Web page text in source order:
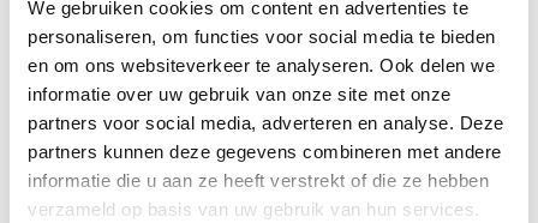
We gebruiken cookies om content en advertenties te
personaliseren, om functies voor social media te bieden
en om ons websiteverkeer te analyseren. Ook delen we
informatie over uw gebruik van onze site met onze
partners voor social media, adverteren en analyse. Deze
partners kunnen deze gegevens combineren met andere
informatie die u aan ze heeft verstrekt of die ze hebben
verzameld op basis van uw gebruik van hun services.
7. Laat je complete catering
verzorgen door Runderkamp
Wil je de catering
van je reünie laten verzorgen
op een gewenste locatie? Runderkamp is jouw
cateraar op locaties door heel Nederland. Neem